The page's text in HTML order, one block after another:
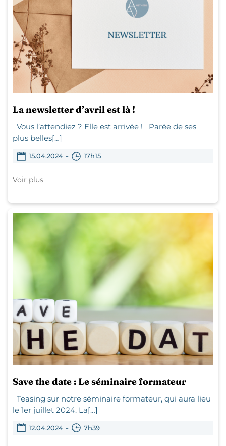
La newsletter d’avril est là !
Vous l’attendiez ? Elle est arrivée ! Parée de ses
plus belles[…]
15.04.2024 - 17h15
Voir plus
Save the date : Le séminaire formateur
Teasing sur notre séminaire formateur, qui aura lieu
le 1er juillet 2024. La[…]
12.04.2024 - 7h39